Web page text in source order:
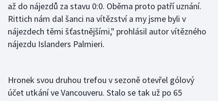
Rychlobruslení
Rychlostní kanoistika
Sportovní střelba
až do nájezdů za stavu 0:0. Oběma proto patří uznání.
Rittich nám dal šanci na vítězství a my jsme byli v
nájezdech těmi šťastnějšími," prohlásil autor vítězného
nájezdu Islanders Palmieri.
Hronek svou druhou trefou v sezoně otevřel gólový
účet utkání ve Vancouveru. Stalo se tak už po 65